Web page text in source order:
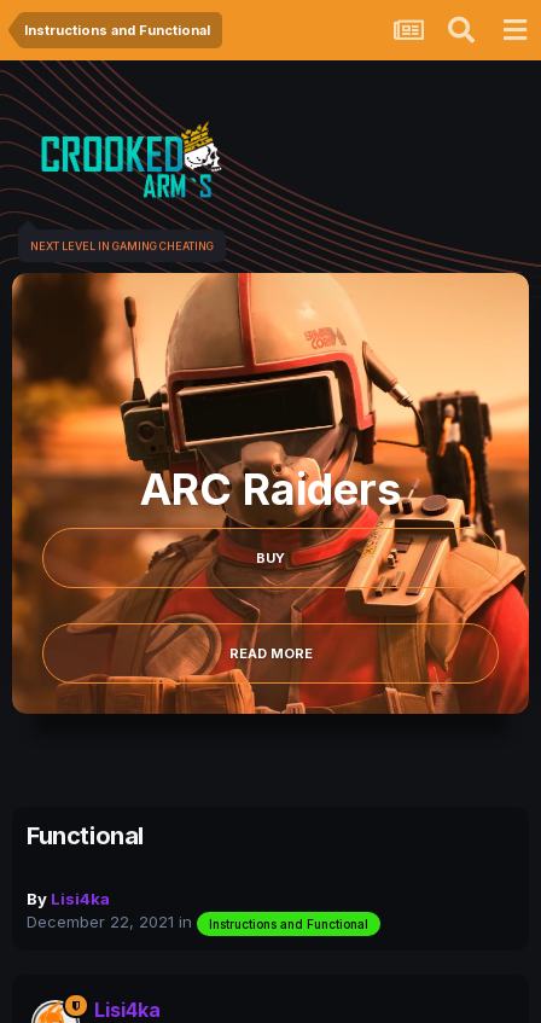
Instructions and Functional
NEXT LEVEL IN GAMING CHEATING
ARC Raiders
BUY
READ MORE
Functional
By Lisi4ka
December 22, 2021 in Instructions and Functional
Lisi4ka